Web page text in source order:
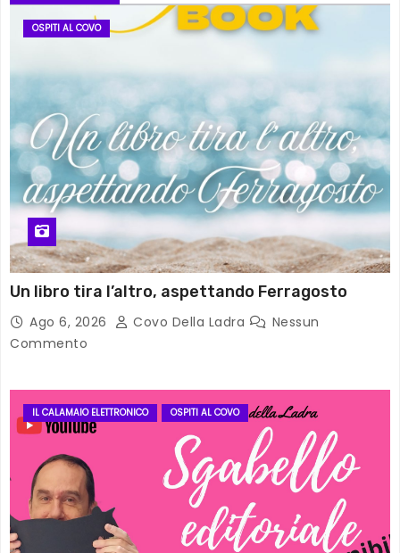
OSPITI AL COVO
Un libro tira l’altro, aspettando Ferragosto
Ago 6, 2026 Covo Della Ladra
Nessun
Commento
IL CALAMAIO ELETTRONICO OSPITI AL COVO